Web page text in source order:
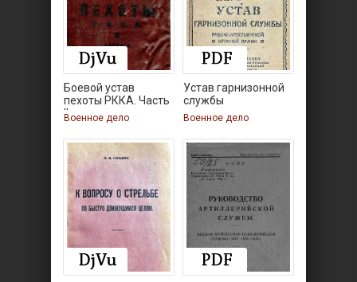
Боевой устав
пехоты РККА. Часть
IIВоенное дело
Устав гарнизонной
службы
Военное дело